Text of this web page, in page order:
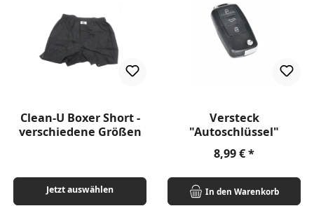
Clean-U Boxer Short -
verschiedene Größen
Jetzt auswählen
Versteck
"Autoschlüssel"
Regulärer Preis:
8,99 €
In den Warenkorb